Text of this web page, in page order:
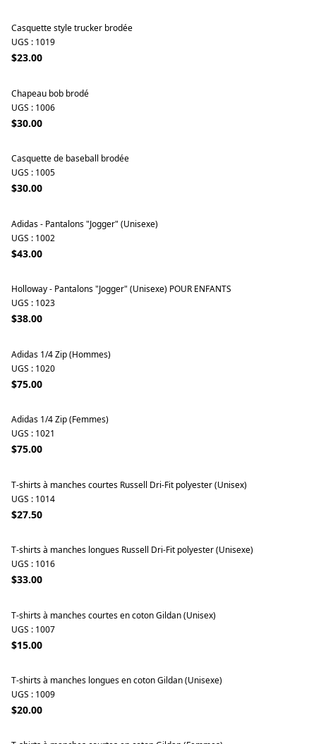
Casquette style trucker brodée
UGS : 1019
$23.00
Chapeau bob brodé
UGS : 1006
$30.00
Casquette de baseball brodée
UGS : 1005
$30.00
Adidas - Pantalons "Jogger" (Unisexe)
UGS : 1002
$43.00
Holloway - Pantalons "Jogger" (Unisexe) POUR ENFANTS
UGS : 1023
$38.00
Adidas 1/4 Zip (Hommes)
UGS : 1020
$75.00
Adidas 1/4 Zip (Femmes)
UGS : 1021
$75.00
T-shirts à manches courtes Russell Dri-Fit polyester (Unisex)
UGS : 1014
$27.50
T-shirts à manches longues Russell Dri-Fit polyester (Unisexe)
UGS : 1016
$33.00
T-shirts à manches courtes en coton Gildan (Unisex)
UGS : 1007
$15.00
T-shirts à manches longues en coton Gildan (Unisexe)
UGS : 1009
$20.00